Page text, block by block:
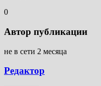
0
Автор публикации
не в сети 2 месяца
Редактор